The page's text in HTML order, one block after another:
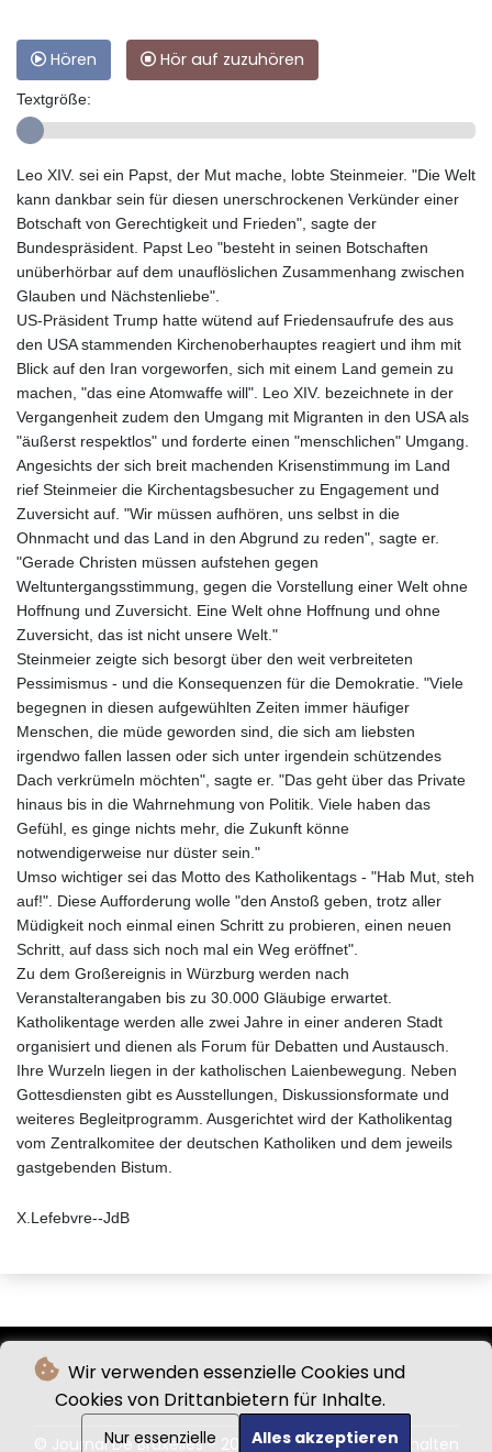
Wir verwenden essenzielle Cookies und
Cookies von Drittanbietern für Inhalte.
Nur essenzielle Alles akzeptieren
Hören Hör auf zuzuhören
Textgröße:
Leo XIV. sei ein Papst, der Mut mache, lobte Steinmeier. "Die Welt
kann dankbar sein für diesen unerschrockenen Verkünder einer
Botschaft von Gerechtigkeit und Frieden", sagte der
Bundespräsident. Papst Leo "besteht in seinen Botschaften
unüberhörbar auf dem unauflöslichen Zusammenhang zwischen
Glauben und Nächstenliebe".
US-Präsident Trump hatte wütend auf Friedensaufrufe des aus
den USA stammenden Kirchenoberhauptes reagiert und ihm mit
Blick auf den Iran vorgeworfen, sich mit einem Land gemein zu
machen, "das eine Atomwaffe will". Leo XIV. bezeichnete in der
Vergangenheit zudem den Umgang mit Migranten in den USA als
"äußerst respektlos" und forderte einen "menschlichen" Umgang.
Angesichts der sich breit machenden Krisenstimmung im Land
rief Steinmeier die Kirchentagsbesucher zu Engagement und
Zuversicht auf. "Wir müssen aufhören, uns selbst in die
Ohnmacht und das Land in den Abgrund zu reden", sagte er.
"Gerade Christen müssen aufstehen gegen
Weltuntergangsstimmung, gegen die Vorstellung einer Welt ohne
Hoffnung und Zuversicht. Eine Welt ohne Hoffnung und ohne
Zuversicht, das ist nicht unsere Welt."
Steinmeier zeigte sich besorgt über den weit verbreiteten
Pessimismus - und die Konsequenzen für die Demokratie. "Viele
begegnen in diesen aufgewühlten Zeiten immer häufiger
Menschen, die müde geworden sind, die sich am liebsten
irgendwo fallen lassen oder sich unter irgendein schützendes
Dach verkrümeln möchten", sagte er. "Das geht über das Private
hinaus bis in die Wahrnehmung von Politik. Viele haben das
Gefühl, es ginge nichts mehr, die Zukunft könne
notwendigerweise nur düster sein."
Umso wichtiger sei das Motto des Katholikentags - "Hab Mut, steh
auf!". Diese Aufforderung wolle "den Anstoß geben, trotz aller
Müdigkeit noch einmal einen Schritt zu probieren, einen neuen
Schritt, auf dass sich noch mal ein Weg eröffnet".
Zu dem Großereignis in Würzburg werden nach
Veranstalterangaben bis zu 30.000 Gläubige erwartet.
Katholikentage werden alle zwei Jahre in einer anderen Stadt
organisiert und dienen als Forum für Debatten und Austausch.
Ihre Wurzeln liegen in der katholischen Laienbewegung. Neben
Gottesdiensten gibt es Ausstellungen, Diskussionsformate und
weiteres Begleitprogramm. Ausgerichtet wird der Katholikentag
vom Zentralkomitee der deutschen Katholiken und dem jeweils
gastgebenden Bistum.
X.Lefebvre--JdB
© Journal De Bruxelles - 2026 - Alle Rechte vorbehalten